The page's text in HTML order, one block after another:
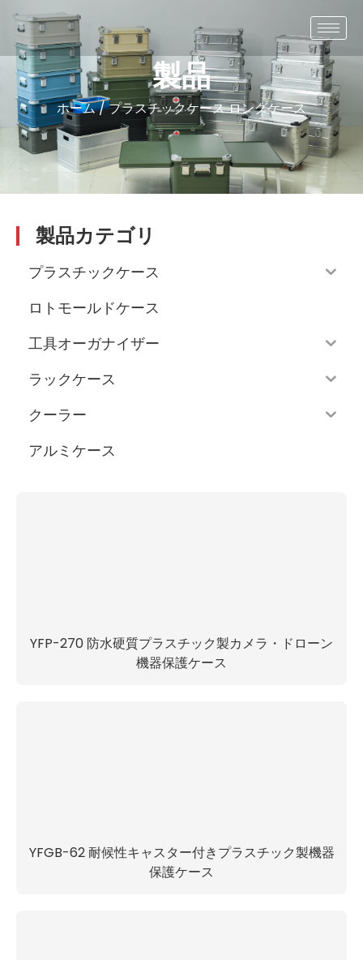
製品
ホーム/プラスチックケースロングケース
製品カテゴリ
プラスチックケース
ロトモールドケース
工具オーガナイザー
ラックケース
クーラー
アルミケース
YFP-270 防水硬質プラスチック製カメラ・ドローン
機器保護ケース
YFGB-62 耐候性キャスター付きプラスチック製機器
保護ケース